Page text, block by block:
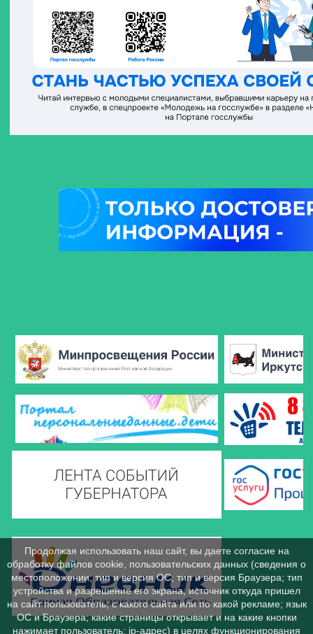
Продолжая использовать наш сайт, вы даете согласие на
обработку файлов cookie, пользовательских данных (сведения о
местоположении; тип и версия ОС; тип и версия Браузера; тип
устройства и разрешение его экрана; источник откуда пришел
на сайт пользователь; с какого сайта или по какой рекламе; язык
ОС и Браузера; какие страницы открывает и на какие кнопки
нажимает пользователь; ip-адрес) в целях функционирования